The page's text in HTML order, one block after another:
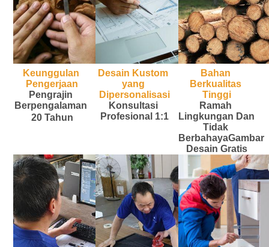
Keunggulan
Pengerjaan
Pengrajin
Berpengalaman
20 Tahun
Desain Kustom
yang
Dipersonalisasi
Konsultasi
Profesional 1:1
Bahan
Berkualitas
Tinggi
Ramah
Lingkungan Dan
Tidak
BerbahayaGambar
Desain Gratis